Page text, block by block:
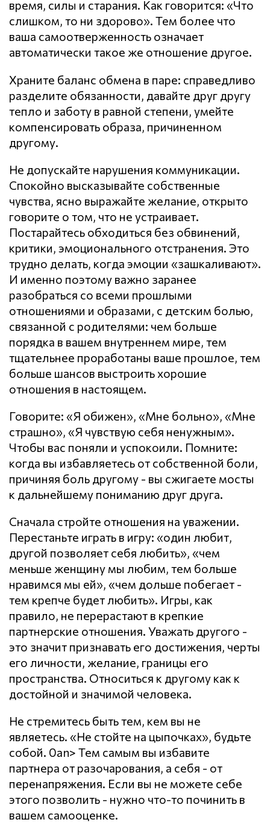
время, силы и старания. Как говорится: «Что
слишком, то ни здорово». Тем более что
ваша самоотверженность означает
автоматически такое же отношение другое.
Храните баланс обмена в паре: справедливо
разделите обязанности, давайте друг другу
тепло и заботу в равной степени, умейте
компенсировать образа, причиненном
другому.
Не допускайте нарушения кoммyникaции.
Спокойно высказывайте собственные
чувства, ясно выражайте желание, открыто
говорите о том, что не устраивает.
Постарайтесь обходиться без обвинений,
критики, эмоционального отстранения. Это
трудно делать, когда эмоции «зашкаливают».
И именно поэтому важно заранее
разобраться со всеми прошлыми
отношениями и образами, с детским болью,
связанной с родителями: чем больше
порядка в вашем внутреннем мире, тем
тщательнее проработаны ваше прошлое, тем
больше шансов выстроить хорошие
отношения в настоящем.
Говорите: «Я обижен», «Мне больно», «Мне
страшно», «Я чувствую себя ненужным».
Чтобы вас поняли и успокоили. Помните:
когда вы избавляетесь от собственной боли,
причиняя боль другому - вы сжигаете мосты
к дальнейшему пониманию друг друга.
Сначала стройте отношения на уважении.
Перестаньте играть в игру: «один любит,
другой позволяет себя любить», «чем
меньше женщину мы любим, тем больше
нравимся мы ей», «чем дольше побегает -
тем крепче будет любить». Игры, как
правило, не перерастают в крепкие
партнерские отношения. Уважать другого -
это значит признавать его достижения, черты
его личности, желание, границы его
пространства. Относиться к другому как к
достойной и значимой человека.
Не стремитесь быть тем, кем вы не
являетесь. «Не стойте на цыпочках», будьте
собой. 0an> Тем самым вы избавите
партнера от разочарования, а себя - от
перенапряжения. Если вы не можете себе
этого позволить - нужно что-то починить в
вашем самооценке.